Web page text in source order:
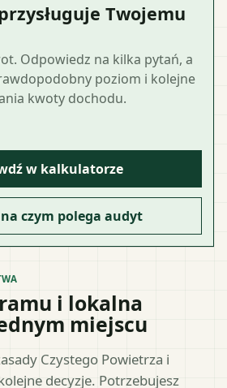
Twojemu
Odpowiedz na kilka pytań, a
poziom i kolejne
kwoty dochodu.
w kalkulatorze
czym polega audyt
i lokalna
miejscu
Czystego Powietrza i
decyzje. Potrzebujesz